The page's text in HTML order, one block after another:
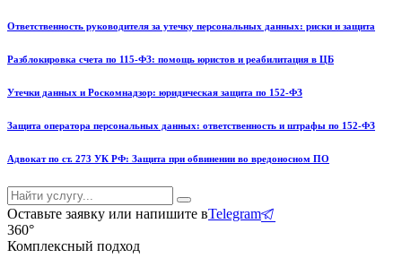
Ответственность руководителя за утечку персональных данных: риски и защита
Разблокировка счета по 115-ФЗ: помощь юристов и реабилитация в ЦБ
Утечки данных и Роскомнадзор: юридическая защита по 152-ФЗ
Защита оператора персональных данных: ответственность и штрафы по 152-ФЗ
Адвокат по ст. 273 УК РФ: Защита при обвинении во вредоносном ПО
Оставьте заявку или напишите вTelegram
360°
Комплексный подход